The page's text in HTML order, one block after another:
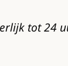
tot